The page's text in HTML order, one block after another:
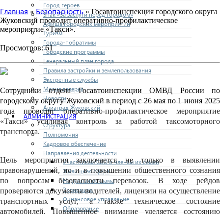
Город героев
Знак «За заслуги перед городом»
Афиша городских мероприятий
Туризм
Города-побратимы
Городские программы
Генеральный план города
Правила застройки и землепользования
Экстренные службы
Медиа галерея
Новости
Авиаград Жуковский
АДМИНИСТРАЦИЯ
Структура
Полномочия
Кадровое обеспечение
Направления деятельности
Участникам СВО и членам их семей
Жилищная сфера
Наружная реклама
Экономика
Финансовое управление
Образование
Главная » Безопасность » Госавтоинспекция городского округа
Жуковский проводит оперативно-профилактическое
мероприятие «Такси».
Просмотров: 61
Сотрудники отдела Госавтоинспекции ОМВД России по
городскому округу Жуковский в период с 26 мая по 1 июня 2025
года проводятоперативно-профилактическое мероприятие
«Такси» усиливая контроль за работой таксомоторного
транспорта.
Цель мероприятия заключается не только в выявлении
правонарушений, но и в повышении общественного сознания
по вопросам безопасности перевозок. В ходе рейдов
проверяются документы водителей, лицензии на осуществление
транспортных услуг, а также техническое состояние
автомобилей. Повышенное внимание уделяется состоянию